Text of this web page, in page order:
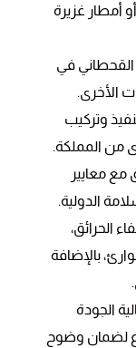
أمطار غزيرة
في
الأخرى.
وتركيب
من المملكة.
معايير
الدولية.
الحرائق،
بالإضافة
الجودة
لضمان وضوح